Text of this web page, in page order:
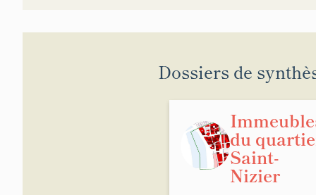
Dossiers de
du
Saint-
Nizier